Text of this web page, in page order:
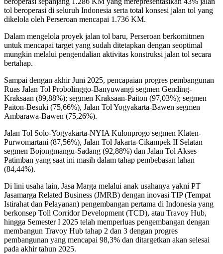
tol beroperasi di seluruh Indonesia serta total konsesi jalan tol yang
dikelola oleh Perseroan mencapai 1.736 KM.
Dalam mengelola proyek jalan tol baru, Perseroan berkomitmen
untuk mencapai target yang sudah ditetapkan dengan seoptimal
mungkin melalui pengendalian aktivitas konstruksi jalan tol secara
bertahap.
Sampai dengan akhir Juni 2025, pencapaian progres pembangunan
Ruas Jalan Tol Probolinggo-Banyuwangi segmen Gending-
Kraksaan (89,88%); segmen Kraksaan-Paiton (97,03%); segmen
Paiton-Besuki (75,66%), Jalan Tol Yogyakarta-Bawen segmen
Ambarawa-Bawen (75,26%).
Jalan Tol Solo-Yogyakarta-NYIA Kulonprogo segmen Klaten-
Purwomartani (87,56%), Jalan Tol Jakarta-Cikampek II Selatan
segmen Bojongmangu-Sadang (92,88%) dan Jalan Tol Akses
Patimban yang saat ini masih dalam tahap pembebasan lahan
(84,44%).
Di lini usaha lain, Jasa Marga melalui anak usahanya yakni PT
Jasamarga Related Business (JMRB) dengan inovasi TIP (Tempat
Istirahat dan Pelayanan) pengembangan pertama di Indonesia yang
berkonsep Toll Corridor Development (TCD), atau Travoy Hub,
hingga Semester I 2025 telah memperluas pengembangan dengan
membangun Travoy Hub tahap 2 dan 3 dengan progres
pembangunan yang mencapai 98,3% dan ditargetkan akan selesai
pada akhir tahun 2025.